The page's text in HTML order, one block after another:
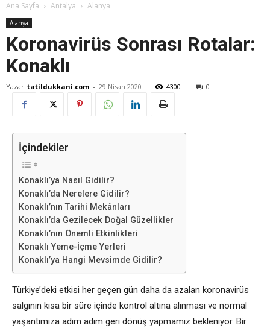
Ana Sayfa Antalya Alanya
Alanya
Koronavirüs Sonrası Rotalar:
Konaklı
Yazar tatildukkani.com - 29 Nisan 2020 4300 0
İçindekiler
Konaklı’ya Nasıl Gidilir?
Konaklı’da Nerelere Gidilir?
Konaklı’nın Tarihi Mekânları
Konaklı’da Gezilecek Doğal Güzellikler
Konaklı’nın Önemli Etkinlikleri
Konaklı Yeme-İçme Yerleri
Konaklı’ya Hangi Mevsimde Gidilir?
Türkiye’deki etkisi her geçen gün daha da azalan koronavirüs
salgının kısa bir süre içinde kontrol altına alınması ve normal
yaşantımıza adım adım geri dönüş yapmamız bekleniyor. Bir